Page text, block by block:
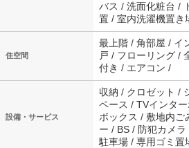
バス / 洗面化粧台 /
置 / 室内洗濯機置き
住空間
最上階 / 角部屋 / イ
戸 / フローリング /
付き / エアコン /
設備・サービス
収納 / クロゼット /
ペース / TVインタ
ボックス / 敷地内ご
ー / BS / 防犯カメ
駐車場 / 専用ゴミ置